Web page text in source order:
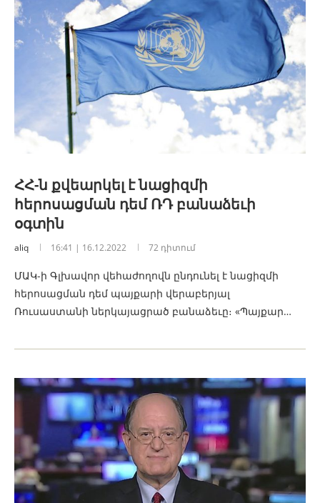
ՀՀ-ն քվեարկել է նացիզմի
հերոսացման դեմ ՌԴ բանաձեւի
օգտին
aliq 16:41 | 16.12.2022 72 դիտում
ՄԱԿ-ի Գլխավոր վեհաժողովն ընդունել է նացիզմի
հերոսացման դեմ պայքարի վերաբերյալ
Ռուսաստանի ներկայացրած բանաձեւը։ «Պայքար…